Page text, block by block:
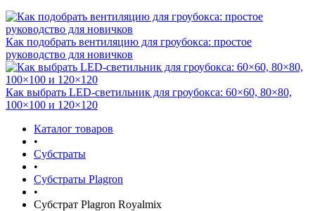
Как подобрать вентиляцию для гроубокса: простое
руководство для новичков
Как выбрать LED-светильник для гроубокса: 60×60, 80×80,
100×100 и 120×120
Каталог товаров
•
Субстраты
•
Субстраты Plagron
•
Субстрат Plagron Royalmix